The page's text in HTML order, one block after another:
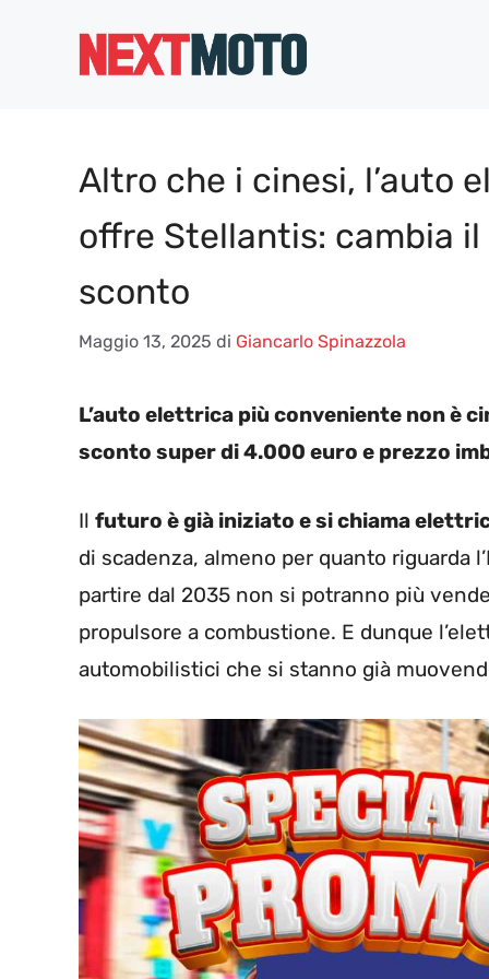
Altro che i cinesi, l’auto
offre Stellantis: cambia
sconto
Maggio 13, 2025 di Giancarlo Spinazzola
L’auto elettrica più conveniente non è
sconto super di 4.000 euro e prezzo
Il futuro è già iniziato e si chiama
di scadenza, almeno per quanto riguarda
partire dal 2035 non si potranno più
propulsore a combustione. E dunque
automobilistici che si stanno già